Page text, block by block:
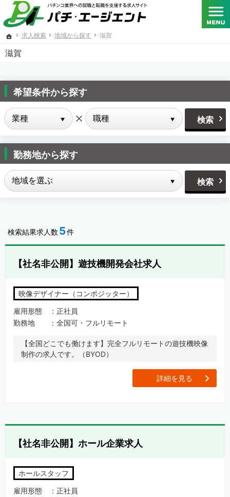
ホーム
求人検索 地域から探す 滋賀
滋賀
SANKYO･フィールズ･京楽産業.･大一商会･ニューギン･藤商事が共同出資する総合人材サービス
パチンコメーカー、パチスロメーカーをはじめとするパチンコ業界への転職と就職を支援する求人
希望条件から探す
勤務地から探す
検索結果求人数 5件
【社名非公開】遊技機開発会社求人
映像デザイナー（コンポジッター）
雇用形態
正社員
勤務地
全国可・フルリモート
【全国どこでも働けます】完全フルリモートの遊技機映像
制作の求人です。（BYOD）
詳細を見る
【社名非公開】ホール企業求人
ホールスタッフ
雇用形態
正社員